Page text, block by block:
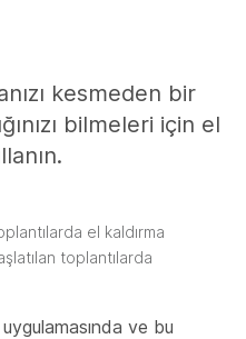
kesmeden bir
bilmeleri için el
el kaldırma
toplantılarda
uygulamasında ve bu